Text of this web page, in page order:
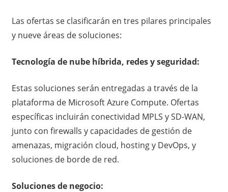
Las ofertas se clasificarán en tres pilares principales
y nueve áreas de soluciones:
Tecnología de nube híbrida, redes y seguridad:
Estas soluciones serán entregadas a través de la
plataforma de Microsoft Azure Compute. Ofertas
específicas incluirán conectividad MPLS y SD-WAN,
junto con firewalls y capacidades de gestión de
amenazas, migración cloud, hosting y DevOps, y
soluciones de borde de red.
Soluciones de negocio: